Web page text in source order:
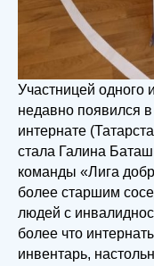
Участницей одного
недавно появился
интернате
стала Галина
команды «Лига
более старшим
людей с
более что
инвентарь,